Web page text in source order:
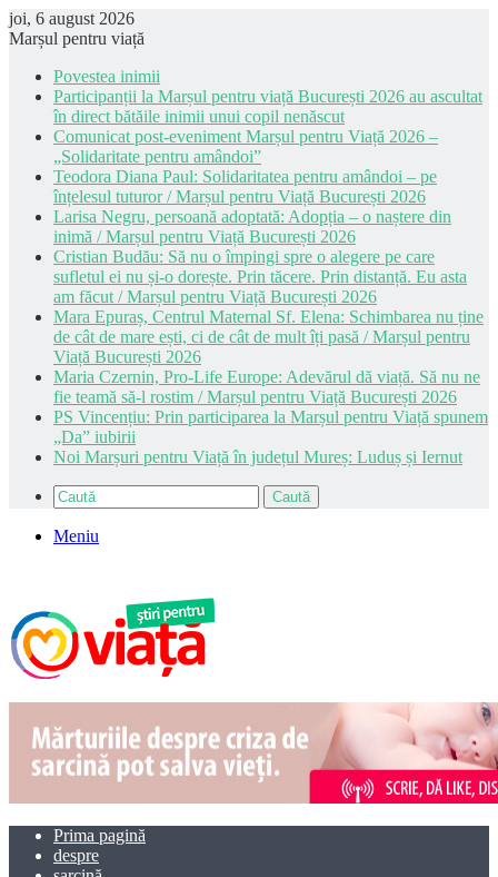
joi, 6 august 2026
Marșul pentru viață
Povestea inimii
Participanții la Marșul pentru viață București 2026 au ascultat
în direct bătăile inimii unui copil nenăscut
Comunicat post-eveniment Marșul pentru Viață 2026 –
„Solidaritate pentru amândoi”
Teodora Diana Paul: Solidaritatea pentru amândoi – pe
înțelesul tuturor / Marșul pentru Viață București 2026
Larisa Negru, persoană adoptată: Adopția – o naștere din
inimă / Marșul pentru Viață București 2026
Cristian Budău: Să nu o împingi spre o alegere pe care
sufletul ei nu și-o dorește. Prin tăcere. Prin distanță. Eu asta
am făcut / Marșul pentru Viață București 2026
Mara Epuraș, Centrul Maternal Sf. Elena: Schimbarea nu ține
de cât de mare ești, ci de cât de mult îți pasă / Marșul pentru
Viață București 2026
Maria Czernin, Pro-Life Europe: Adevărul dă viață. Să nu ne
fie teamă să-l rostim / Marșul pentru Viață București 2026
PS Vincențiu: Prin participarea la Marșul pentru Viață spunem
„Da” iubirii
Noi Marșuri pentru Viață în județul Mureș: Luduș și Iernut
Caută
Meniu
Prima pagină
despre